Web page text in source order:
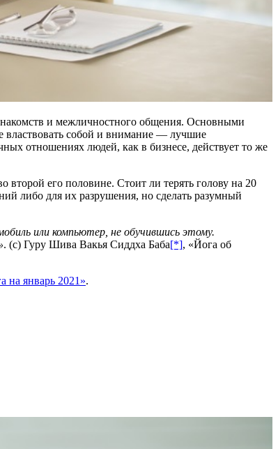
и межличностного общения. Основными
властвовать собой и внимание — лучшие
отношениях людей, как в бизнесе, действует то же
второй его половине. Стоит ли терять голову на 20
либо для их разрушения, но сделать разумный
или компьютер, не обучившись этому.
. (с) Гуру Шива Вакья Сиддха Баба[*], «Йога об
на январь 2021».